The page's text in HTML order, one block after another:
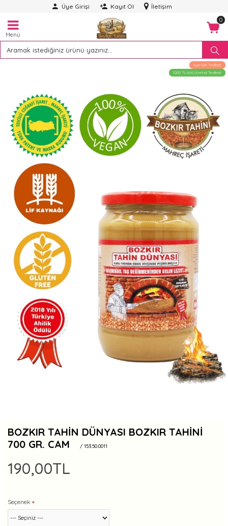
Üye Girişi Kayıt Ol İletişim
Menü
0
Aynı Gün Teslimat
1000 TL üstü Ücretsiz Teslimat
BOZKIR TAHIN DÜNYASI BOZKIR TAHINI
700 GR. CAM
/ 153.50.0011
190,00TL
Seçenek